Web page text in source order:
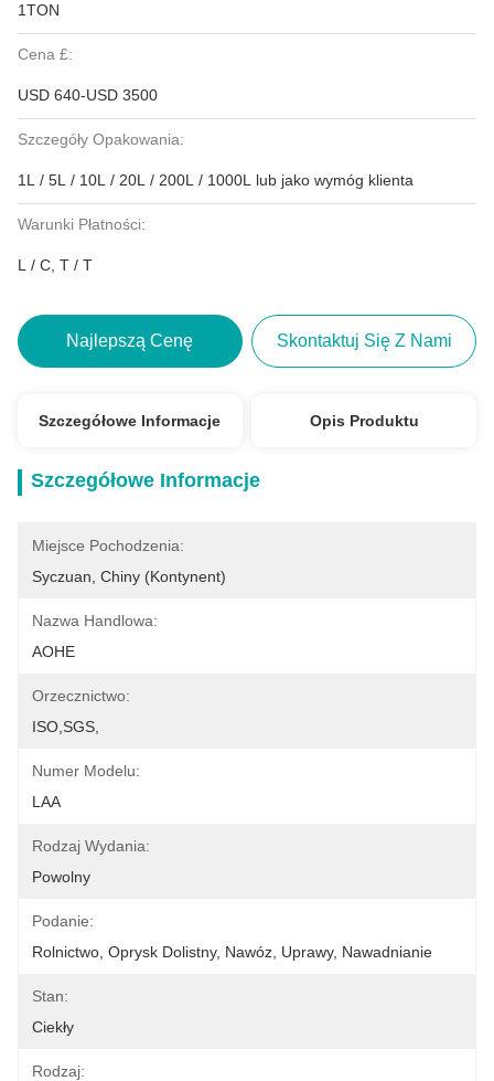
1TON
Cena £:
USD 640-USD 3500
Szczegóły Opakowania:
1L / 5L / 10L / 20L / 200L / 1000L lub jako wymóg klienta
Warunki Płatności:
L / C, T / T
Najlepszą Cenę Skontaktuj Się Z Nami
Szczegółowe Informacje Opis Produktu
Szczegółowe Informacje
Miejsce Pochodzenia:
Syczuan, Chiny (kontynent)
Nazwa Handlowa:
AOHE
Orzecznictwo:
ISO,SGS,
Numer Modelu:
LAA
Rodzaj Wydania:
Powolny
Podanie:
Rolnictwo, Oprysk Dolistny, Nawóz, Uprawy, Nawadnianie
Stan:
Ciekły
Rodzaj: